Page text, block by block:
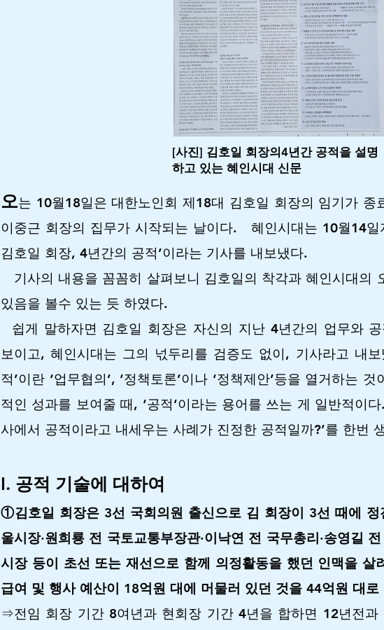
[사진] 김호일 회장의4년간 공적을 설명
하고 있는 혜인시대 신문
오는 10월18일은 대한노인회 제18대 김호일 회장의 임기가 종
이중근 회장의 집무가 시작되는 날이다.혜인시대는 10월14
김호일 회장, 4년간의 공적’이라는 기사를 내보냈다.
기사의 내용을 꼼꼼히 살펴보니 김호일의 착각과 혜인시대의
있음을 볼수 있는 듯 하였다.
쉽게 말하자면 김호일 회장은 자신의 지난 4년간의 업무와
보이고, 혜인시대는 그의 넋두리를 검증도 없이, 기사라고 내
적’이란 ‘업무협의’, ‘정책토론’이나 ‘정책제안’등을 열거하는
적인 성과를 보여줄 때, ‘공적’이라는 용어를 쓰는 게 일반적이
사에서 공적이라고 내세우는 사례가 진정한 공적일까?’를 한번
I. 공적 기술에 대하여
①김호일 회장은 3선 국회의원 출신으로 김 회장이 3선 때에 정
울시장·원희룡 전 국토교통부장관·이낙연 전 국무총리·송영길
시장 등이 초선 또는 재선으로 함께 의정활동을 했던 인맥을 살
급여 및 행사 예산이 18억원 대에 머물러 있던 것을 44억원 대로
⇒전임 회장 기간 8여년과 현회장 기간 4년을 합하면 12년전과